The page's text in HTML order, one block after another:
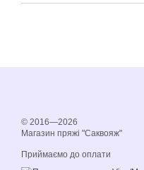
© 2016—2026
Магазин пряжі "Саквояж"
Приймаємо до оплати